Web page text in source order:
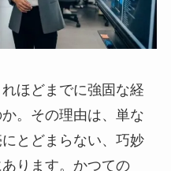
ほどまでに強固な経
。その理由は、単な
とどまらない、巧妙
ります。かつての